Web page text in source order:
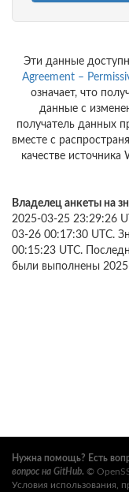
Эти данные
Agreement –
означает, что
данные с
получатель данных
вместе с
качестве источника
Владелец анкеты на
2025-03-25 23:29:26
03-26 00:17:30 UTC.
00:15:23 UTC.
были выполнены
Нужна помощь? Есть
вопрос на GitHub. ©
Условия использования,